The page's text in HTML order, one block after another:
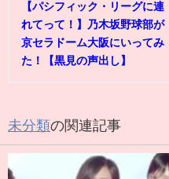
【パシフィック・リーグに連
れてって！】乃木坂野球部が
京セラドーム大阪にいってみ
た！【黒見の声出し】
未分類の関連記事